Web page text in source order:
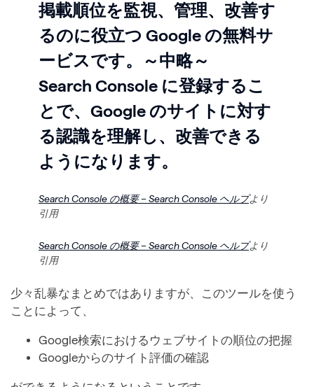
掲載順位を監視、管理、改善す
るのに役立つ Google の無料サ
ービスです。～中略～
Search Console に登録するこ
とで、Google のサイトに対す
る認識を理解し、改善できる
ようになります。
Search Console の概要 – Search Console ヘルプより
引用
Search Console の概要 – Search Console ヘルプより
引用
少々乱暴なまとめではありますが、このツールを使う
ことによって、
Google検索におけるウェブサイトの順位の把握
Googleからのサイト評価の確認